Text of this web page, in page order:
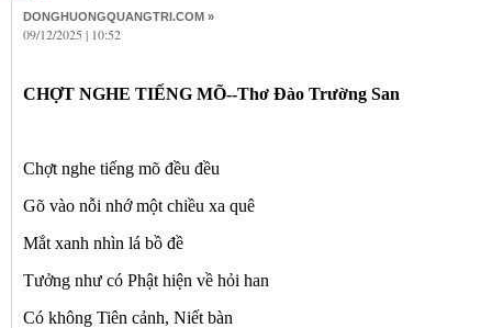
DONGHUONGQUANGTRI.COM »
09/12/2025 | 10:52
CHỢT NGHE TIẾNG MÕ--Thơ Đào Trường San
Chợt nghe tiếng mõ đều đều
Gõ vào nỗi nhớ một chiều xa quê
Mắt xanh nhìn lá bồ đề
Tưởng như có Phật hiện về hỏi han
Có không Tiên cảnh, Niết bàn